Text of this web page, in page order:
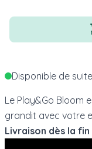
Quantité
Disponible de suite
Le Play&Go Bloom
grandit avec votre
Livraison dès la fin